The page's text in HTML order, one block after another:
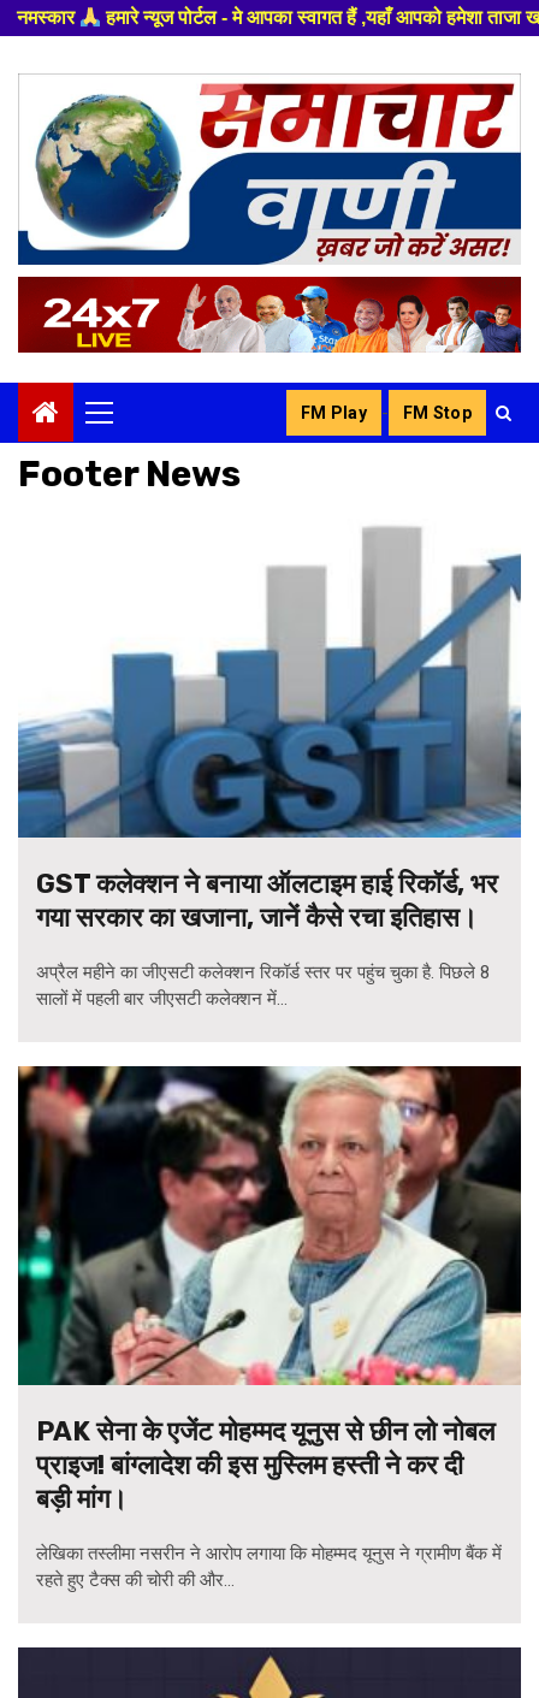
आपका स्वागत हैं ,यहाँ आपको हमेशा ताजा खबरों से रूबरू कराया जाएगा ,
content
Primary
Menu
FM Play - FM Stop
Footer News
GST कलेक्शन ने बनाया ऑलटाइम हाई रिकॉर्ड, भर
गया सरकार का खजाना, जानें कैसे रचा इतिहास।
अप्रैल महीने का जीएसटी कलेक्शन रिकॉर्ड स्तर पर पहुंच चुका है. पिछले 8
सालों में पहली बार जीएसटी कलेक्शन में...
PAK सेना के एजेंट मोहम्मद यूनुस से छीन लो नोबल
प्राइज! बांग्लादेश की इस मुस्लिम हस्ती ने कर दी
बड़ी मांग।
लेखिका तस्लीमा नसरीन ने आरोप लगाया कि मोहम्मद यूनुस ने ग्रामीण बैंक में
रहते हुए टैक्स की चोरी की और...